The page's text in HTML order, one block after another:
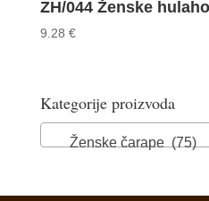
ZH/044 Ženske
9.28 €
Kategorije proizvoda
Ženske čarape (75)